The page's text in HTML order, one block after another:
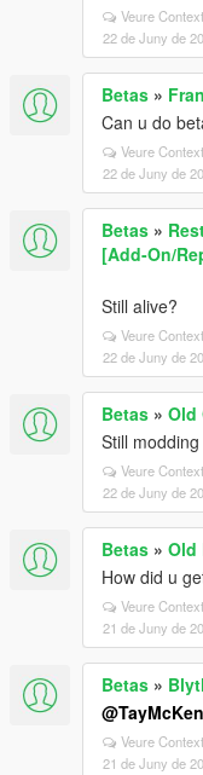
Veure Context
22 de Juny de
Betas »
Can u do
Veure Context
22 de Juny de
Betas »
[Add-On/
Still alive?
Veure Context
22 de Juny de
Betas » Old
Still modding
Veure Context
22 de Juny de
Betas » Old
How did u
Veure Context
21 de Juny de
Betas »
Veure Context
21 de Juny de